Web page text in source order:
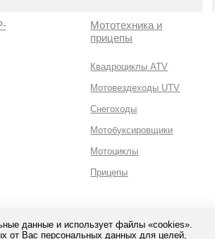
данные и использует файлы «cookies».
от Вас персональных данных для целей,
Мототехника и
прицепы
Квадроциклы ATV
Мотовездеходы UTV
Снегоходы
Мотобуксировщики
Мотоциклы
Прицепы